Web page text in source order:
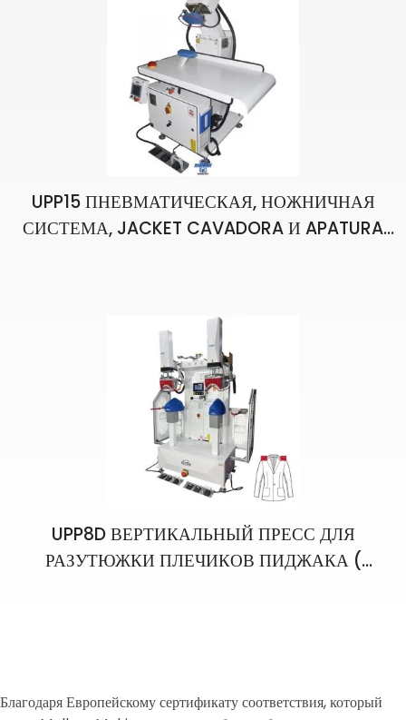
UPP15 ПНЕВМАТИЧЕСКАЯ, НОЖНИЧНАЯ
СИСТЕМА, JACKET CAVADORA И APATURA
UPP8D ВЕРТИКАЛЬНЫЙ ПРЕСС ДЛЯ
РАЗУТЮЖКИ ПЛЕЧИКОВ ПИДЖАКА (
Благодаря Европейскому сертификату соответствия, который